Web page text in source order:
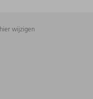
wijzigen